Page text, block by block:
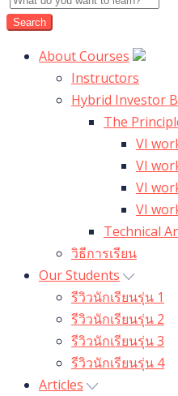
About Courses
Instructors
Hybrid Investor
The
VI
VI
VI
VI
Technical
วิธีการเรียน
Our Students
รีวิวนักเรียนรุ่น 1
รีวิวนักเรียนรุ่น 2
รีวิวนักเรียนรุ่น 3
รีวิวนักเรียนรุ่น 4
Articles